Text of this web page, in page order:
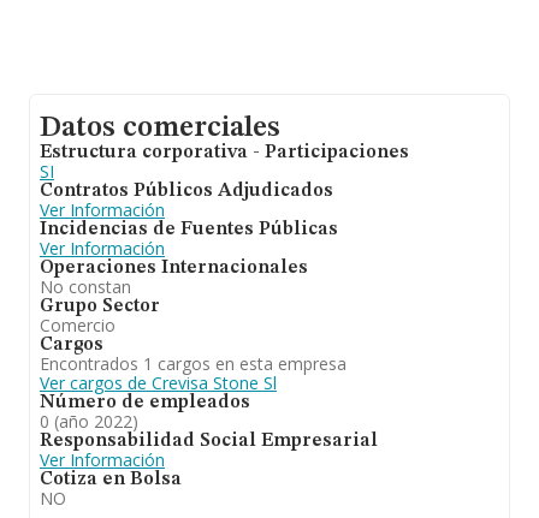
Datos comerciales
Estructura corporativa - Participaciones
SI
Contratos Públicos Adjudicados
Ver Información
Incidencias de Fuentes Públicas
Ver Información
Operaciones Internacionales
No constan
Grupo Sector
Comercio
Cargos
Encontrados 1 cargos en esta empresa
Ver cargos de Crevisa Stone Sl
Número de empleados
0 (año 2022)
Responsabilidad Social Empresarial
Ver Información
Cotiza en Bolsa
NO